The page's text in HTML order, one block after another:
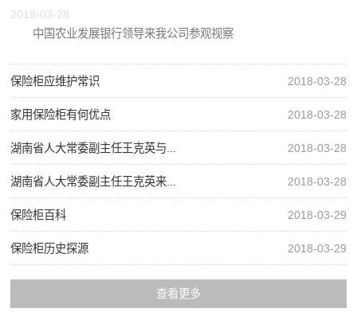
2018-03-28
中国农业发展银行领导来我公司参观视察
保险柜应维护常识 2018-03-28
家用保险柜有何优点 2018-03-28
湖南省人大常委副主任王克英与... 2018-03-28
湖南省人大常委副主任王克英来... 2018-03-28
保险柜百科 2018-03-29
保险柜历史探源 2018-03-29
查看更多